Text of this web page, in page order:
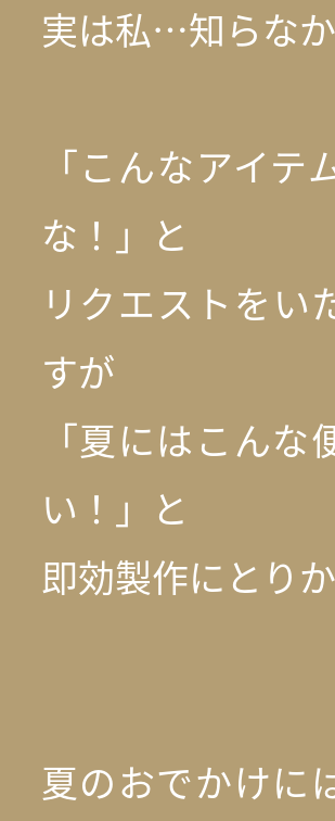
実は私…知らな
「こんなアイ
な！」と
リクエストをい
すが
「夏にはこん
い！」と
即効製作にとり
夏のおでかけに